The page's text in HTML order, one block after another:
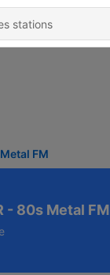
FM
- 80s Metal FM